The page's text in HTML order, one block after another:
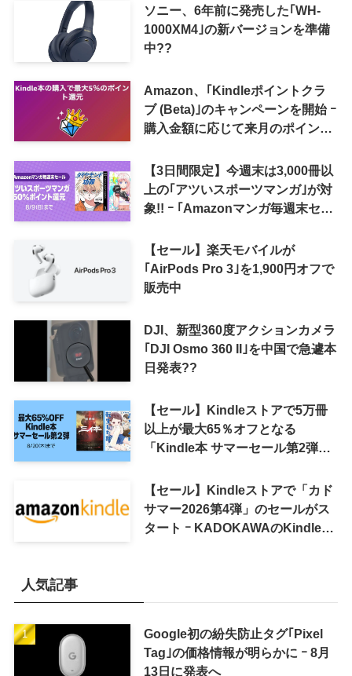
ソニー、6年前に発売した｢WH-
1000XM4｣の新バージョンを準備
中??
Amazon、｢Kindleポイントクラ
ブ (Beta)｣のキャンペーンを開始 ｰ
購入金額に応じて来月のポイント
【3日間限定】今週末は3,000冊以
上の｢アツいスポーツマンガ｣が対
象!! ｰ ｢Amazonマンガ毎週末セー
【セール】楽天モバイルが
｢AirPods Pro 3｣を1,900円オフで
販売中
DJI、新型360度アクションカメラ
｢DJI Osmo 360 II｣を中国で急遽本
日発表??
【セール】Kindleストアで5万冊
以上が最大65％オフとなる
「Kindle本 サマーセール第2弾」
【セール】Kindleストアで「カド
サマー2026第4弾」のセールがス
タート ｰ KADOKAWAのKindle本
人気記事
Google初の紛失防止タグ｢Pixel
Tag｣の価格情報が明らかに ｰ 8月
13日に発表へ